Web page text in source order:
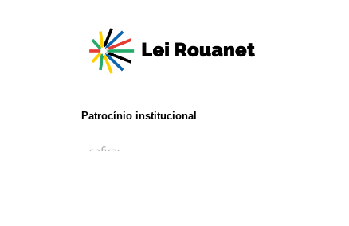
Patrocínio institucional